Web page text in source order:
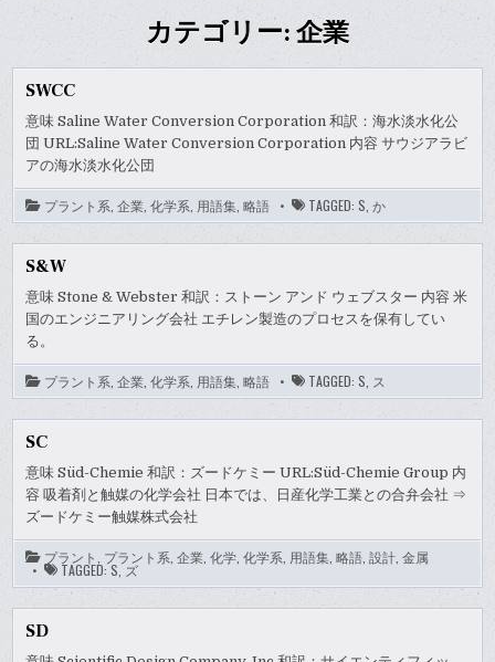
カテゴリー:企業
SWCC
意味 Saline Water Conversion Corporation 和訳：海水淡水化公
団 URL:Saline Water Conversion Corporation 内容 サウジアラビ
アの海水淡水化公団
プラント系 ,企業 ,化学系 用語集 ,略語 TAGGED:S ,か
S&W
意味 Stone & Webster 和訳：ストーン アンド ウェブスター 内容 米
国のエンジニアリング会社 エチレン製造のプロセスを保有してい
る。
プラント系 ,企業 ,化学系 用語集 ,略語 TAGGED:S ス
SC
意味 Süd-Chemie 和訳：ズードケミー URL:Süd-Chemie Group 内
容 吸着剤と触媒の化学会社 日本では、日産化学工業との合弁会社 ⇒
ズードケミー触媒株式会社
プラント プラント系 ,企業 ,化学 ,化学系 用語集 ,略語 ,設計 ,金属
TAGGED:S ,ズ
SD